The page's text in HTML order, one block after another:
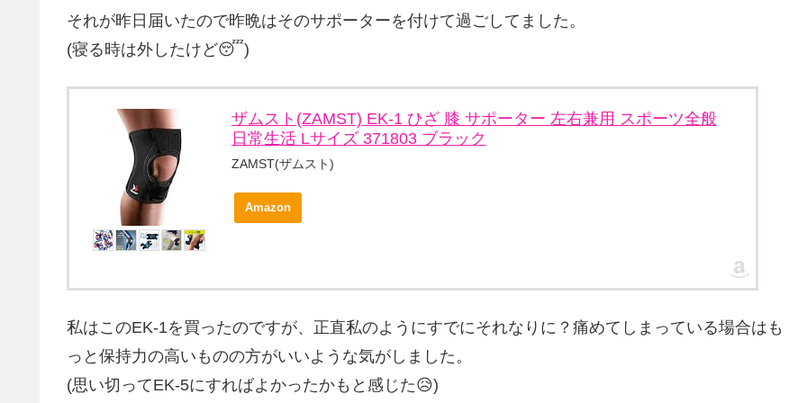
それが昨日届いたので昨晩はそのサポーターを付けて過ごしてました。
(寝る時は外したけど😴)
ザムスト(ZAMST) EK-1 ひざ 膝 サポーター 左右兼用 スポーツ全般
日常生活 Lサイズ 371803 ブラック
ZAMST(ザムスト)
Amazon
私はこのEK-1を買ったのですが、正直私のようにすでにそれなりに？痛めてしまっている場合はも
っと保持力の高いものの方がいいような気がしました。
(思い切ってEK-5にすればよかったかもと感じた😥)